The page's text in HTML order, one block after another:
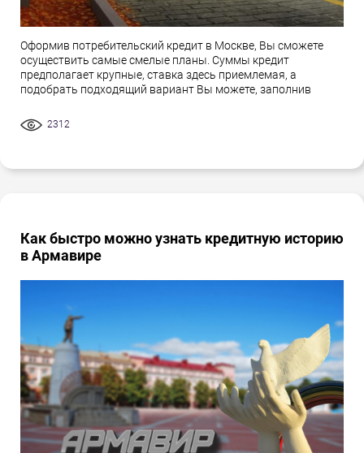
Оформив потребительский кредит в Москве, Вы сможете
осуществить самые смелые планы. Суммы кредит
предполагает крупные, ставка здесь приемлемая, а
подобрать подходящий вариант Вы можете, заполнив
2312
Как быстро можно узнать кредитную историю
в Армавире